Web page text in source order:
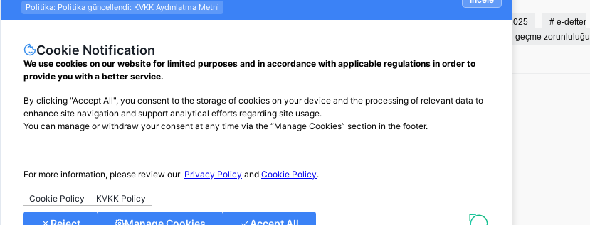
#e-defter #e-defter tebliği #e-defter tebliği değişiklikler 2025 #e-defter gönderme süreleri 2025 # e-defter
e-defter geçme zorunluluğu
2025